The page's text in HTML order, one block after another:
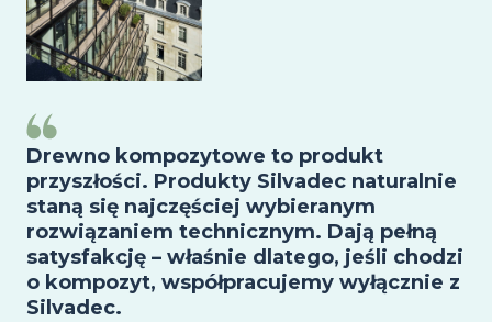
Drewno kompozytowe to produkt
przyszłości. Produkty Silvadec naturalnie
staną się najczęściej wybieranym
rozwiązaniem technicznym. Dają pełną
satysfakcję – właśnie dlatego, jeśli chodzi
o kompozyt, współpracujemy wyłącznie z
Silvadec.